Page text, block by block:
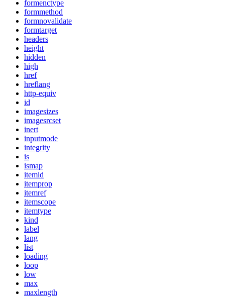
formenctype
formmethod
formnovalidate
formtarget
headers
height
hidden
high
href
hreflang
http-equiv
id
imagesizes
imagesrcset
inert
inputmode
integrity
is
ismap
itemid
itemprop
itemref
itemscope
itemtype
kind
label
lang
list
loading
loop
low
max
maxlength